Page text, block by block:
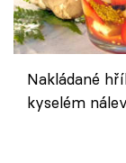
Nakládané
kyselém